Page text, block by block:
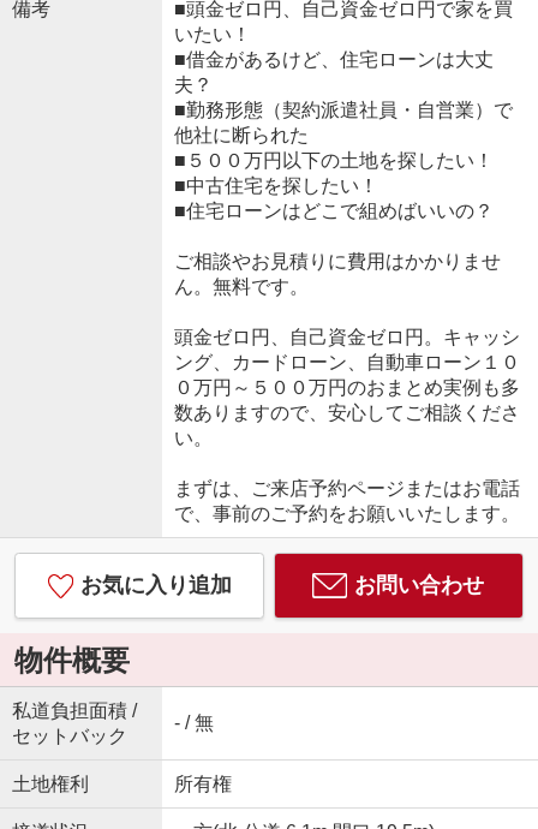
備考
■頭金ゼロ円、自己資金ゼロ円で家を買
いたい！
■借金があるけど、住宅ローンは大丈
夫？
■勤務形態（契約派遣社員・自営業）で
他社に断られた
■５００万円以下の土地を探したい！
■中古住宅を探したい！
■住宅ローンはどこで組めばいいの？
ご相談やお見積りに費用はかかりませ
ん。無料です。
頭金ゼロ円、自己資金ゼロ円。キャッシ
ング、カードローン、自動車ローン１０
０万円～５００万円のおまとめ実例も多
数ありますので、安心してご相談くださ
い。
まずは、ご来店予約ページまたはお電話
で、事前のご予約をお願いいたします。
お気に入り追加 お問い合わせ
物件概要
私道負担面積 /
セットバック
- / 無
土地権利 所有権